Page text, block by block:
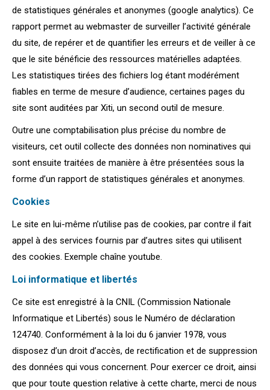
de statistiques générales et anonymes (google analytics). Ce
rapport permet au webmaster de surveiller l’activité générale
du site, de repérer et de quantifier les erreurs et de veiller à ce
que le site bénéficie des ressources matérielles adaptées.
Les statistiques tirées des fichiers log étant modérément
fiables en terme de mesure d’audience, certaines pages du
site sont auditées par Xiti, un second outil de mesure.
Outre une comptabilisation plus précise du nombre de
visiteurs, cet outil collecte des données non nominatives qui
sont ensuite traitées de manière à être présentées sous la
forme d’un rapport de statistiques générales et anonymes.
Cookies
Le site en lui-même n’utilise pas de cookies, par contre il fait
appel à des services fournis par d’autres sites qui utilisent
des cookies. Exemple chaîne youtube.
Loi informatique et libertés
Ce site est enregistré à la CNIL (Commission Nationale
Informatique et Libertés) sous le Numéro de déclaration
124740. Conformément à la loi du 6 janvier 1978, vous
disposez d’un droit d’accès, de rectification et de suppression
des données qui vous concernent. Pour exercer ce droit, ainsi
que pour toute question relative à cette charte, merci de nous